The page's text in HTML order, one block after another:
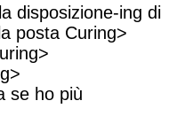
disposizione-ing di
posta Curing>
se ho più